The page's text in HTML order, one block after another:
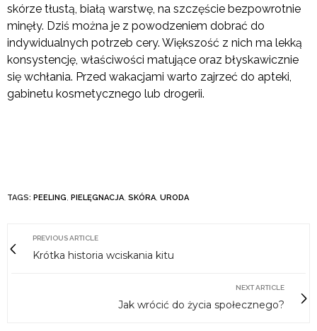
skórze tłustą, białą warstwę, na szczęście bezpowrotnie
minęły. Dziś można je z powodzeniem dobrać do
indywidualnych potrzeb cery. Większość z nich ma lekką
konsystencję, właściwości matujące oraz błyskawicznie
się wchłania. Przed wakacjami warto zajrzeć do apteki,
gabinetu kosmetycznego lub drogerii.
TAGS: PEELING, PIELĘGNACJA, SKÓRA, URODA
PREVIOUS ARTICLE
Krótka historia wciskania kitu
NEXT ARTICLE
Jak wrócić do życia społecznego?